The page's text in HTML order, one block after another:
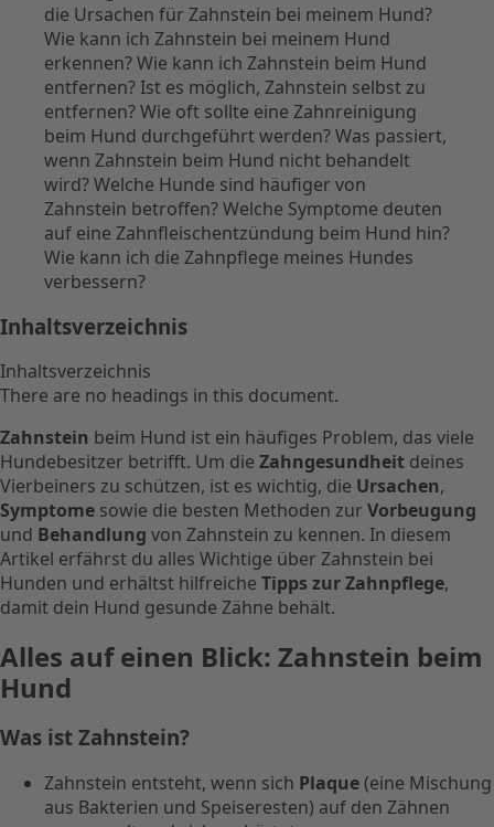
Inhaltsverzeichnis
Inhaltsverzeichnis
There are no headings in this document.
Zahnstein beim Hund ist ein häufiges Problem, das viele
Hundebesitzer betrifft. Um die Zahngesundheit deines
Vierbeiners zu schützen, ist es wichtig, die Ursachen,
Symptome sowie die besten Methoden zur Vorbeugung
und Behandlung von Zahnstein zu kennen. In diesem
Artikel erfährst du alles Wichtige über Zahnstein bei
Hunden und erhältst hilfreiche Tipps zur Zahnpflege,
damit dein Hund gesunde Zähne behält.
Alles auf einen Blick: Zahnstein beim
Hund
Was ist Zahnstein?
Zahnstein entsteht, wenn sich Plaque(eine Mischung
aus Bakterien und Speiseresten) auf den Zähnen